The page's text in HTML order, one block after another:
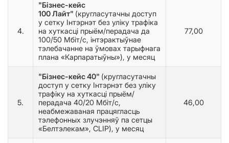
4.
"Бізнес-кейс
100 Лайт" (кругласутачны доступ
у сетку Інтэрнэт без уліку трафіка
на хуткасці прыём/перадача да
100/50 Мбіт/с, інтэрактыўнае
тэлебачанне на ўмовах тарыфнага
плана «Карпаратыўны»), у месяц
77,00
5.
"Бізнес-кейс 40" (кругласутачны
доступ у сетку Інтэрнэт без уліку
трафіку на хуткасці прыём/
перадача 40/20 Мбіт/с,
неабмежаваная працягласць
тэлефонных злучэнняў па сетцы
«Белтэлекам», CLIP), у месяц
46,00